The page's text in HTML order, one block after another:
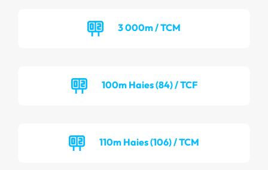
3 000m / TCM
100m Haies (84) / TCF
110m Haies (106) / TCM